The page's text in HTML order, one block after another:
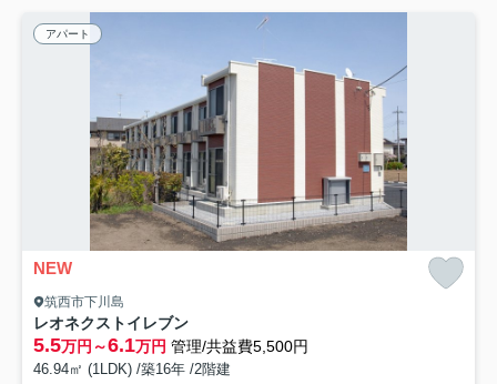
アパート
NEW
筑西市下川島
レオネクストイレブン
5.5万円～6.1万円 管理/共益費5,500円
46.94㎡ (1LDK) /築16年 /2階建